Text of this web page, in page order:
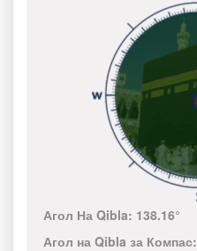
Агол На Qibla: 138.16°
Агол на Qibla за Компас: